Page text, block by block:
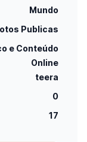
Mundo
Publicas
e Conteúdo
Online
teera
0
17